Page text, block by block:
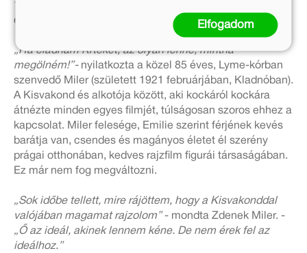
1966-os halála után már nem készülhetett volna Miki
egér-film.
„Ha eladnám Krteket, az olyan lenne, mintha
megölném!”- nyilatkozta a közel 85 éves, Lyme-kórban
szenvedő Miler (született 1921 februárjában, Kladnóban).
A Kisvakond és alkotója között, aki kockáról kockára
átnézte minden egyes filmjét, túlságosan szoros ehhez a
kapcsolat. Miler felesége, Emilie szerint férjének kevés
barátja van, csendes és magányos életet él szerény
prágai otthonában, kedves rajzfilm figurái társaságában.
Ez már nem fog megváltozni.
„Sok időbe tellett, mire rájöttem, hogy a Kisvakonddal
valójában magamat rajzolom” - mondta Zdenek Miler. -
„Ő az ideál, akinek lennem kéne. De nem érek fel az
ideálhoz.”
Elfogadom